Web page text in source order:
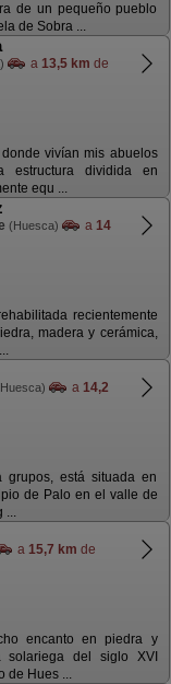
de un pequeño pueblo
de Sobra ...
a 13,5 km de
vivían mis abuelos
estructura dividida en
equ ...
(Huesca) a 14
recientemente
madera y cerámica,
a 14,2
grupos, está situada en
de Palo en el valle de
...
a 15,7 km de
encanto en piedra y
solariega del siglo XVI
de Hues ...